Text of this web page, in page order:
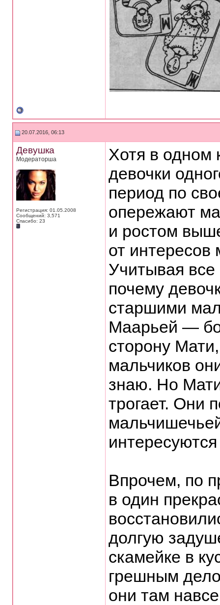
20.07.2016, 06:13
Девушка
Модераторша
Регистрация: 01.05.2008
Сообщений: 3,571
Спасибо: 23
Хотя в одном
девочки
период по
опережают
и ростом
от интересов
Учитывая все
почему
старшими
Маарьей —
сторону
мальчиков
знаю. Но Мати
трогает. Они
Впрочем, по
в один
долгую
скамейке в
грешным
они там